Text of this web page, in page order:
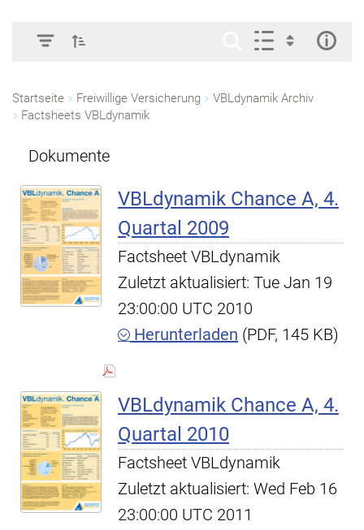
Startseite Freiwillige Versicherung
VBLdynamik Archiv
Factsheets VBLdynamik
Dokumente
VBLdynamik Chance A, 4.
Quartal 2009
Factsheet VBLdynamik
Zuletzt aktualisiert: Tue Jan 19
23:00:00 UTC 2010
Herunterladen (PDF, 145 KB)
VBLdynamik Chance A, 4.
Quartal 2010
Factsheet VBLdynamik
Zuletzt aktualisiert: Wed Feb 16
23:00:00 UTC 2011